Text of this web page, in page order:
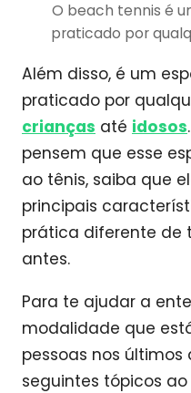
O beach tennis é
praticado por
Além disso, é um
praticado por
crianças até idosos
pensem que esse
ao tênis, saiba que
principais
prática diferente de
antes.
Para te ajudar a
modalidade que
pessoas nos últimos
seguintes tópicos